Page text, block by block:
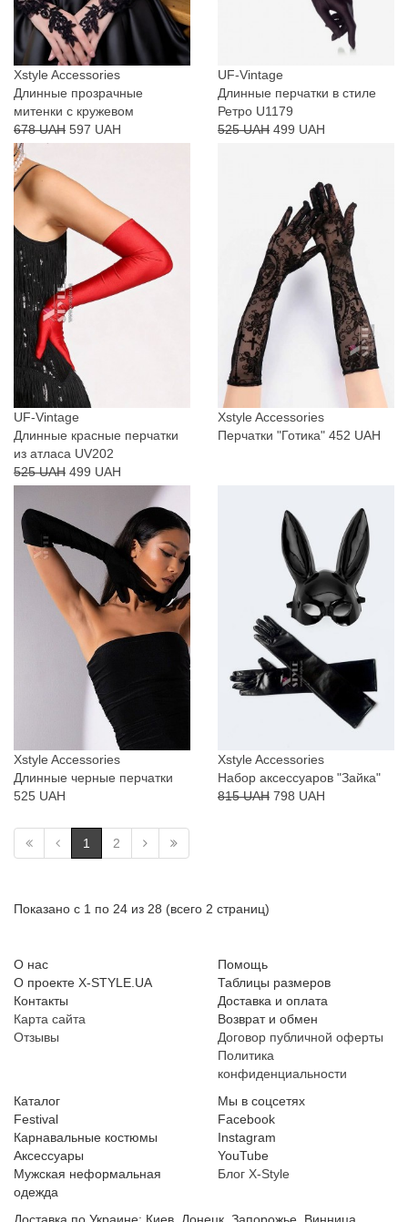
Xstyle Accessories
Длинные прозрачные
митенки с кружевом
678 UAH 597 UAH
UF-Vintage
Длинные перчатки в стиле
Ретро U1179
525 UAH 499 UAH
UF-Vintage
Длинные красные перчатки
из атласа UV202
525 UAH 499 UAH
Xstyle Accessories
Перчатки "Готика" 452 UAH
Xstyle Accessories
Длинные черные перчатки
525 UAH
Xstyle Accessories
Набор аксессуаров "Зайка"
815 UAH 798 UAH
1 2
Показано с 1 по 24 из 28 (всего 2 страниц)
О нас
О проекте X-STYLE.UA
Контакты
Карта сайта
Отзывы
Помощь
Таблицы размеров
Доставка и оплата
Возврат и обмен
Договор публичной оферты
Политика
конфиденциальности
Каталог
Festival
Карнавальные костюмы
Аксессуары
Мужская неформальная
одежда
Мы в соцсетях
Facebook
Instagram
YouTube
Блог X-Style